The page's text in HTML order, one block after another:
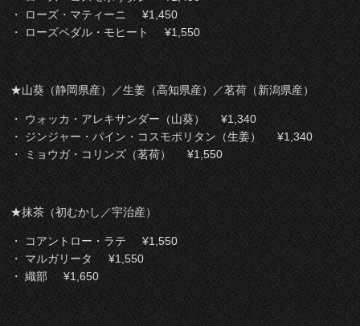
・ ローズ・マティーニ ¥1,450
・ ローズペダル・モヒート ¥1,550
★山葵（静岡県産）／生姜（高知県産）／茗荷（新潟県産）
・ ウォッカ・アレキサンダー（山葵） ¥1,340
・ ジンジャー・パイン・コスモポリタン（生姜） ¥1,340
・ ミョウガ・コリンズ（茗荷） ¥1,550
★抹茶（初むかし／宇治産）
・ コアントロー・ラテ ¥1,550
・ マルガリータ ¥1,550
・ 織部 ¥1,650